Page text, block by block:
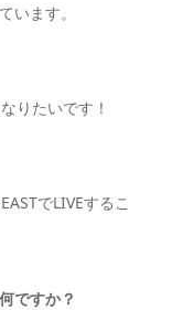
います。
りたいです！
でLIVEするこ
ですか？